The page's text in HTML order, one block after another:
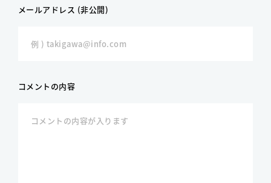
メールアドレス (非公開)
コメントの内容